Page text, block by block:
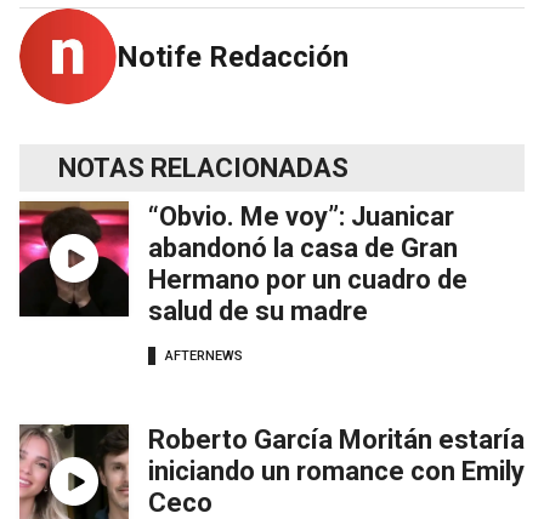
Notife Redacción
NOTAS RELACIONADAS
“Obvio. Me voy”: Juanicar
abandonó la casa de Gran
Hermano por un cuadro de
salud de su madre
AFTERNEWS
Roberto García Moritán estaría
iniciando un romance con Emily
Ceco